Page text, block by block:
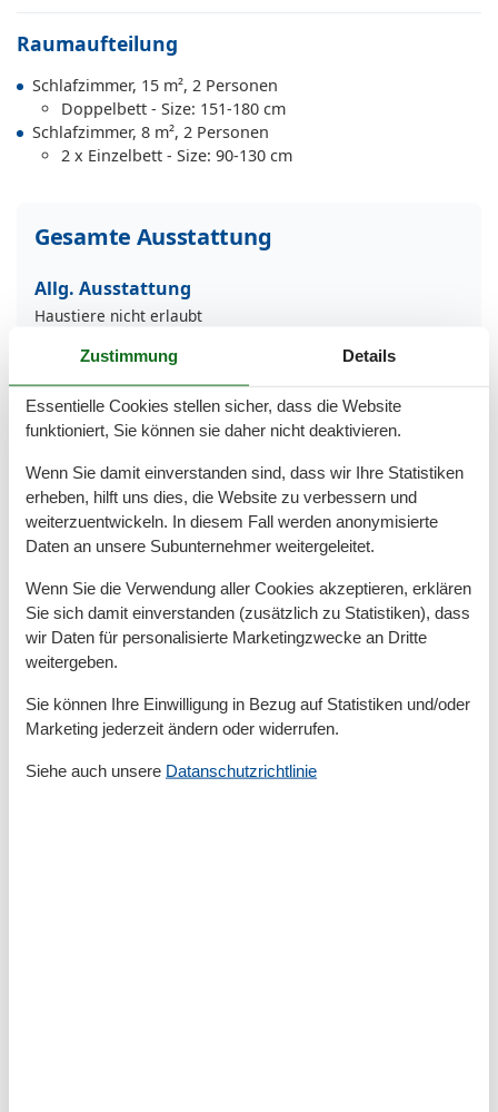
Raumaufteilung
Schlafzimmer, 15 m², 2 Personen
Doppelbett - Size: 151-180 cm
Schlafzimmer, 8 m², 2 Personen
2 x Einzelbett - Size: 90-130 cm
Gesamte Ausstattung
Allg. Ausstattung
Haustiere nicht erlaubt
Internet
Nichtraucher
Rauchmelder
Waschmaschine
Außen
Abstellraum
Fahrradstellplatz
Gartenstühle-/liegen
Kostenfreies Parken
Parkplatz am Objekt
Terrasse/Veranda
Außenanlage
Grillplatz
Badezimmer
Zustimmung Details
Essentielle Cookies stellen sicher, dass die Website
funktioniert, Sie können sie daher nicht deaktivieren.
Wenn Sie damit einverstanden sind, dass wir Ihre Statistiken
erheben, hilft uns dies, die Website zu verbessern und
weiterzuentwickeln. In diesem Fall werden anonymisierte
Daten an unsere Subunternehmer weitergeleitet.
Wenn Sie die Verwendung aller Cookies akzeptieren, erklären
Sie sich damit einverstanden (zusätzlich zu Statistiken), dass
wir Daten für personalisierte Marketingzwecke an Dritte
weitergeben.
Sie können Ihre Einwilligung in Bezug auf Statistiken und/oder
Marketing jederzeit ändern oder widerrufen.
Siehe auch unsere Datanschutzrichtlinie